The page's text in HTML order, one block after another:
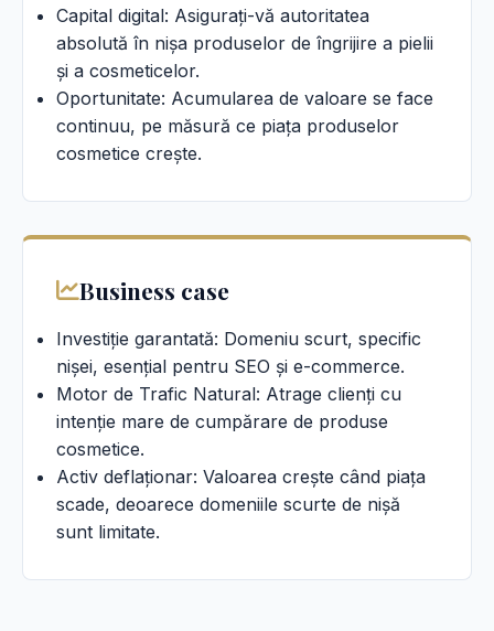
Capital digital: Asigurați-vă autoritatea
absolută în nișa produselor de îngrijire a pielii
și a cosmeticelor.
Oportunitate: Acumularea de valoare se face
continuu, pe măsură ce piața produselor
cosmetice crește.
Business case
Investiție garantată: Domeniu scurt, specific
nișei, esențial pentru SEO și e-commerce.
Motor de Trafic Natural: Atrage clienți cu
intenție mare de cumpărare de produse
cosmetice.
Activ deflaționar: Valoarea crește când piața
scade, deoarece domeniile scurte de nișă
sunt limitate.